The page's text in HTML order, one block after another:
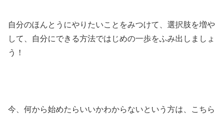
自分のほんとうにやりたいことをみつけて、選択肢を増や
して、自分にできる方法ではじめの一歩をふみ出しましょ
う！
今、何から始めたらいいかわからないという方は、こちら